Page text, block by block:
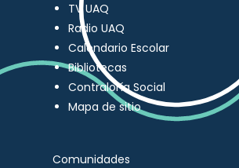
TV UAQ
Radio UAQ
Calendario Escolar
Bibliotecas
Contraloría Social
Mapa de sitio
Comunidades